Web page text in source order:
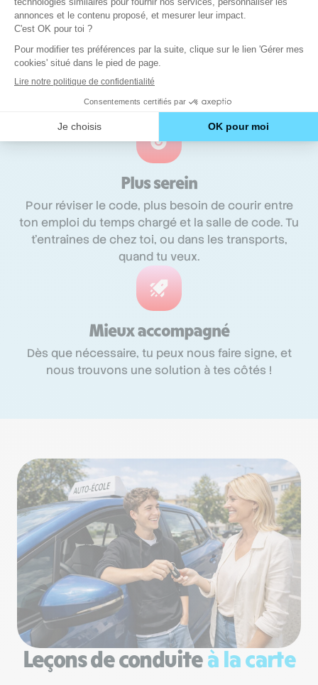
Moins cher
locaux, moins de charge, ça veut dire 35% moins
cher pour toi qu’en auto-école traditionnelle, tout
élevés.
Plus serein
Pour réviser le code, plus besoin de courir entre
ton emploi du temps chargé et la salle de code. Tu
t'entraînes de chez toi, ou dans les transports,
quand tu veux.
Mieux accompagné
Dès que nécessaire, tu peux nous faire signe, et
nous trouvons une solution à tes côtés !
Leçons de conduiteà la carte